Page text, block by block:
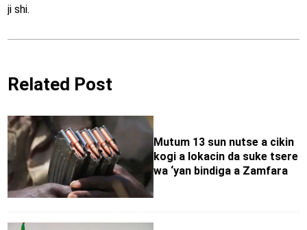
ji shi.
Related Post
Mutum 13 sun nutse a cikin
kogi a lokacin da suke tsere
wa ‘yan bindiga a Zamfara